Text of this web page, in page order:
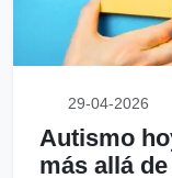
29-04-2026
Autismo
más allá